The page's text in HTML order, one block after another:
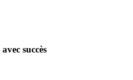
succès